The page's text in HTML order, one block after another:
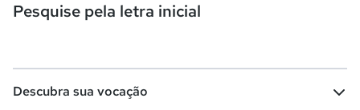
Pesquise pela letra inicial
Descubra sua vocação